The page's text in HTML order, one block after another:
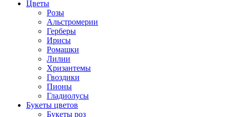
Цветы
Розы
Альстромерии
Герберы
Ирисы
Ромашки
Лилии
Хризантемы
Гвоздики
Пионы
Гладиолусы
Букеты цветов
Букеты роз